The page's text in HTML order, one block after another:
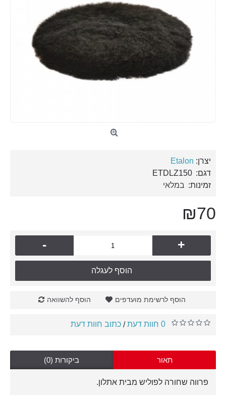
יצרן: Etalon
דגם: ETDLZ150
זמינות: במלאי
₪70
- +
הוסף לעגלה
הוסף לרשימת מועדפים הוסף להשוואה
0 חוות דעת / כתוב חוות דעת
תאור ביקורות (0)
פרווה שחורה לפוליש מבית אתלון.